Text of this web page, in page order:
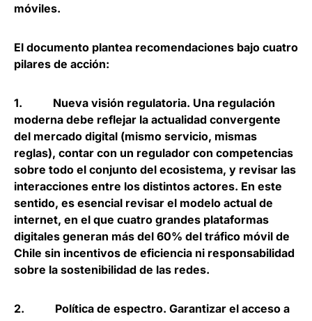
móviles.
El documento plantea recomendaciones bajo cuatro
pilares de acción:
1. Nueva visión regulatoria. Una regulación
moderna debe reflejar la actualidad convergente
del mercado digital (mismo servicio, mismas
reglas), contar con un regulador con competencias
sobre todo el conjunto del ecosistema, y revisar las
interacciones entre los distintos actores. En este
sentido, es esencial revisar el modelo actual de
internet, en el que cuatro grandes plataformas
digitales generan más del 60% del tráfico móvil de
Chile sin incentivos de eficiencia ni responsabilidad
sobre la sostenibilidad de las redes.
2. Política de espectro. Garantizar el acceso a